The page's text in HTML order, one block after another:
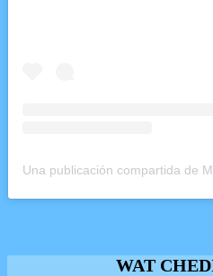
Una publicación compartida de
WAT